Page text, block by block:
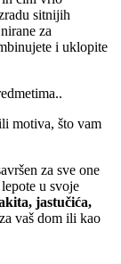
sitnijih
za
i uklopite
motiva, što vam
za sve one
u svoje
jastučića,
vaš dom ili kao